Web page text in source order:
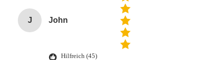
J John
Hilfreich (45)